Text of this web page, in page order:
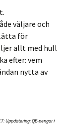
väljare och
lätta för
allt med hull
efter: vem
nytta av
Uppdatering: QE-pengar i